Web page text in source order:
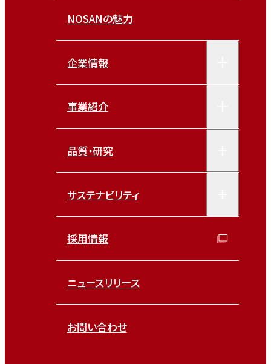
NOSANの魅力
企業情報
事業紹介
品質・研究
サステナビリティ
採用情報
ニュースリリース
お問い合わせ